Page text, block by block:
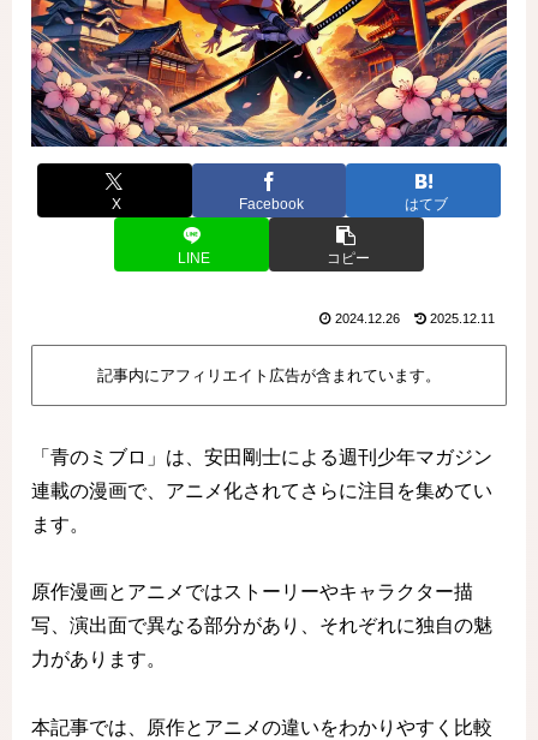
X Facebook はてブ
LINE コピー
2024.12.26 2025.12.11
記事内にアフィリエイト広告が含まれています。
「青のミブロ」は、安田剛士による週刊少年マガジン
連載の漫画で、アニメ化されてさらに注目を集めてい
ます。
原作漫画とアニメではストーリーやキャラクター描
写、演出面で異なる部分があり、それぞれに独自の魅
力があります。
本記事では、原作とアニメの違いをわかりやすく比較